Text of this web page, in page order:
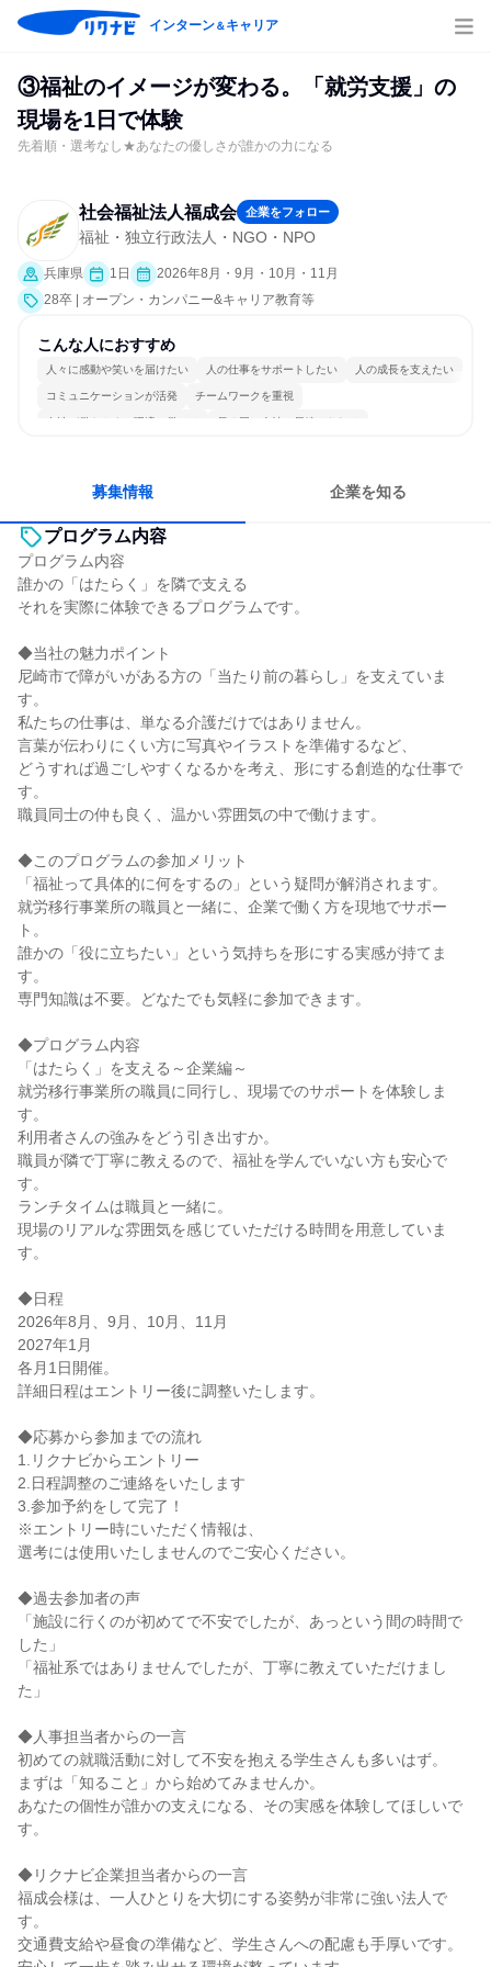
インターン＆キャリア
③福祉のイメージが変わる。「就労支援」の
現場を1日で体験
先着順・選考なし★あなたの優しさが誰かの力になる
社会福祉法人福成会 企業をフォロー
福祉・独立行政法人・NGO・NPO
兵庫県 1日
2026年8月・9月・10月・11月
28卒 | オープン・カンパニー&キャリア教育等
こんな人におすすめ
人々に感動や笑いを届けたい 人の仕事をサポートしたい 人の成長を支えたい
コミュニケーションが活発 チームワークを重視
女性が働きやすい環境で働ける 長く同じ会社に居続けられる
募集情報 企業を知る
プログラム内容
プログラム内容
誰かの「はたらく」を隣で支える
それを実際に体験できるプログラムです。
◆当社の魅力ポイント
尼崎市で障がいがある方の「当たり前の暮らし」を支えていま
す。
私たちの仕事は、単なる介護だけではありません。
言葉が伝わりにくい方に写真やイラストを準備するなど、
どうすれば過ごしやすくなるかを考え、形にする創造的な仕事で
す。
職員同士の仲も良く、温かい雰囲気の中で働けます。
◆このプログラムの参加メリット
「福祉って具体的に何をするの」という疑問が解消されます。
就労移行事業所の職員と一緒に、企業で働く方を現地でサポー
ト。
誰かの「役に立ちたい」という気持ちを形にする実感が持てま
す。
専門知識は不要。どなたでも気軽に参加できます。
◆プログラム内容
「はたらく」を支える～企業編～
就労移行事業所の職員に同行し、現場でのサポートを体験しま
す。
利用者さんの強みをどう引き出すか。
職員が隣で丁寧に教えるので、福祉を学んでいない方も安心で
す。
ランチタイムは職員と一緒に。
現場のリアルな雰囲気を感じていただける時間を用意していま
す。
◆日程
2026年8月、9月、10月、11月
2027年1月
各月1日開催。
詳細日程はエントリー後に調整いたします。
◆応募から参加までの流れ
1.リクナビからエントリー
2.日程調整のご連絡をいたします
3.参加予約をして完了！
※エントリー時にいただく情報は、
選考には使用いたしませんのでご安心ください。
◆過去参加者の声
「施設に行くのが初めてで不安でしたが、あっという間の時間で
した」
「福祉系ではありませんでしたが、丁寧に教えていただけまし
た」
◆人事担当者からの一言
初めての就職活動に対して不安を抱える学生さんも多いはず。
まずは「知ること」から始めてみませんか。
あなたの個性が誰かの支えになる、その実感を体験してほしいで
す。
◆リクナビ企業担当者からの一言
福成会様は、一人ひとりを大切にする姿勢が非常に強い法人で
す。
交通費支給や昼食の準備など、学生さんへの配慮も手厚いです。